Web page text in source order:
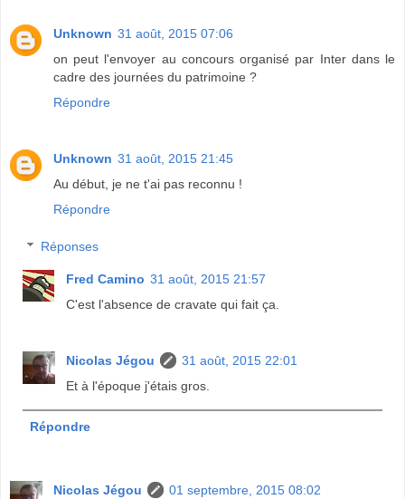
Unknown 31 août, 2015 07:06
on peut l'envoyer au concours organisé par Inter dans le
cadre des journées du patrimoine ?
Répondre
Unknown 31 août, 2015 21:45
Au début, je ne t'ai pas reconnu !
Répondre
Réponses
Fred Camino 31 août, 2015 21:57
C'est l'absence de cravate qui fait ça.
Nicolas Jégou
31 août, 2015 22:01
Et à l'époque j'étais gros.
Répondre
Nicolas Jégou
01 septembre, 2015 08:02